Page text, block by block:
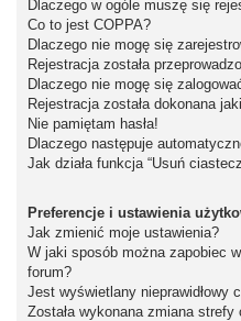
Dlaczego w ogóle muszę się
Co to jest COPPA?
Dlaczego nie mogę się
Rejestracja została
Dlaczego nie mogę się
Rejestracja została dokonana
Nie pamiętam hasła!
Dlaczego następuje
Jak działa funkcja “Usuń
Preferencje i ustawienia
Jak zmienić moje ustawienia?
W jaki sposób można zapobiec
forum?
Jest wyświetlany nieprawidłowy
Została wykonana zmiana